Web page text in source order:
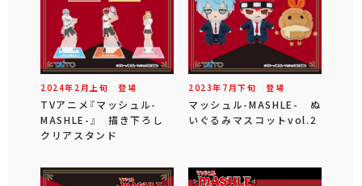
2024年 2 月 上旬 登場
TVアニメ『マッシュル-
MASHLE-』 描き下ろし
クリアスタンド
2023年 7 月下旬 登場
マッシュル-MASHLE- ぬ
いぐるみマスコットvol.2